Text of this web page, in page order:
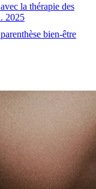
la thérapie des
2025
bien-être